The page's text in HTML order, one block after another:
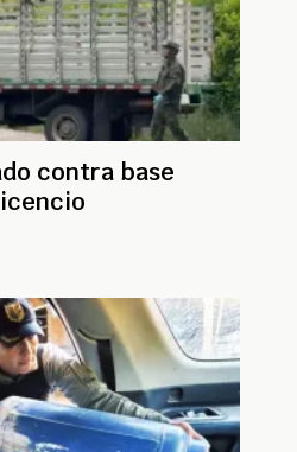
contra base